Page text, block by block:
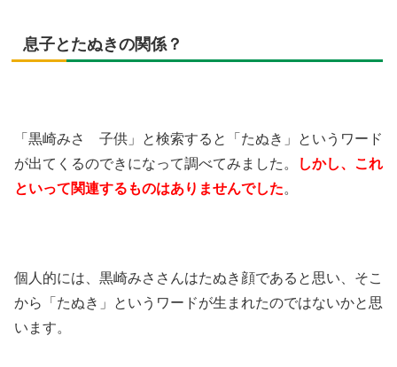
息子とたぬきの関係？
「黒崎みさ 子供」と検索すると「たぬき」というワード
が出てくるのできになって調べてみました。
しかし、これ
といって関連するものはありませんでした。
個人的には、黒崎みささんはたぬき顔であると思い、そこ
から「たぬき」というワードが生まれたのではないかと思
います。